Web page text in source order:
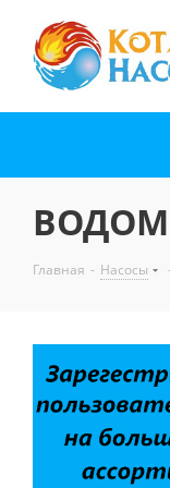
Главная - Насосы -